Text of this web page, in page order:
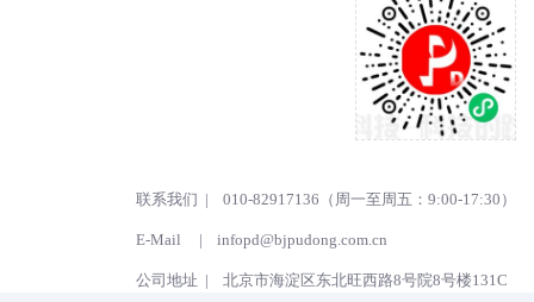
联系我们 | 010-82917136（周一至周五：9:00-17:30）
E-Mail | infopd@bjpudong.com.cn
公司地址 | 北京市海淀区东北旺西路8号院8号楼131C